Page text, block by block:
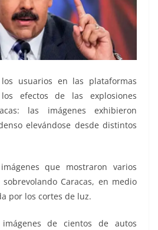
usuarios en las plataformas
efectos de las explosiones
las imágenes exhibieron
elevándose desde distintos
que mostraron varios
Caracas, en medio
por los cortes de luz.
de cientos de autos